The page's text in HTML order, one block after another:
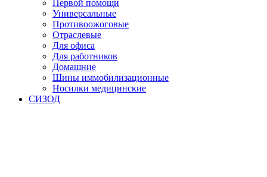
Первой помощи
Универсальные
Противоожоговые
Отраслевые
Для офиса
Для работников
Домашние
Шины иммобилизационные
Носилки медицинские
СИЗОД